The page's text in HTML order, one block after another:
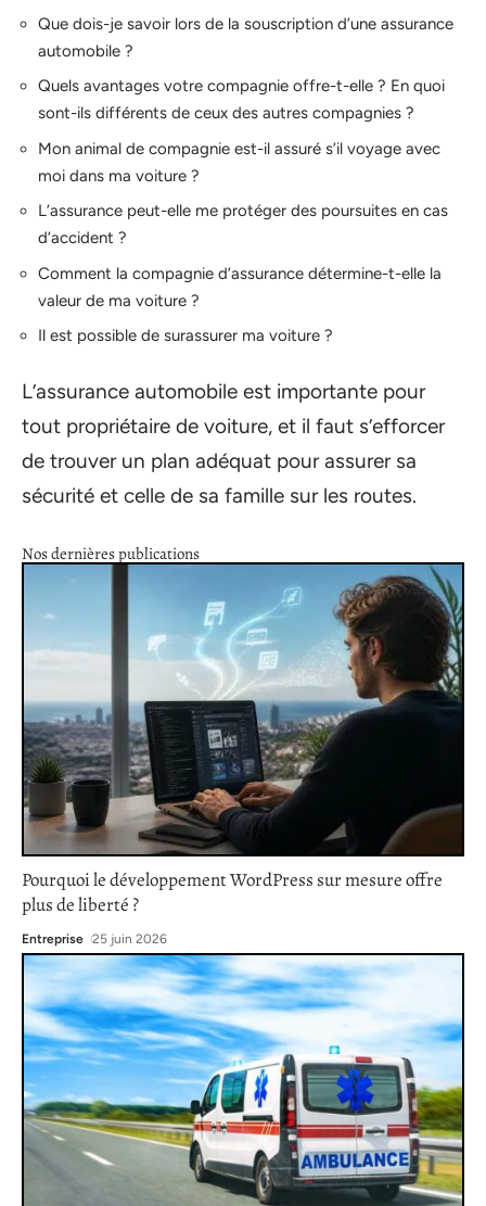
Que dois-je savoir lors de la souscription d’une assurance
automobile ?
Quels avantages votre compagnie offre-t-elle ? En quoi
sont-ils différents de ceux des autres compagnies ?
Mon animal de compagnie est-il assuré s’il voyage avec
moi dans ma voiture ?
L’assurance peut-elle me protéger des poursuites en cas
d’accident ?
Comment la compagnie d’assurance détermine-t-elle la
valeur de ma voiture ?
Il est possible de surassurer ma voiture ?
L’assurance automobile est importante pour
tout propriétaire de voiture, et il faut s’efforcer
de trouver un plan adéquat pour assurer sa
sécurité et celle de sa famille sur les routes.
Nos dernières publications
Pourquoi le développement WordPress sur mesure offre
plus de liberté ?
Entreprise 25 juin 2026